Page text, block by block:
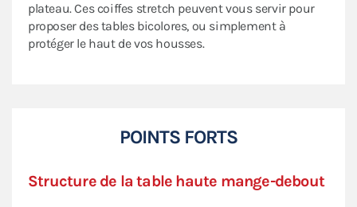
plateau. Ces coiffes stretch peuvent vous servir pour
proposer des tables bicolores, ou simplement à
protéger le haut de vos housses.
POINTS FORTS
Structure de la table haute mange-debout